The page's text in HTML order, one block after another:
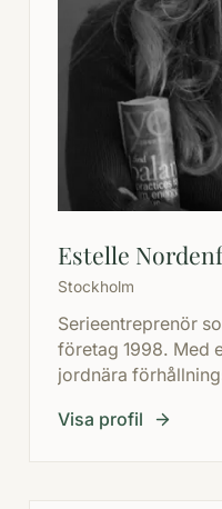
Estelle
Stockholm
Serieentreprenör
företag 1998. Med
jordnära
mot gemensamma
Visa profil